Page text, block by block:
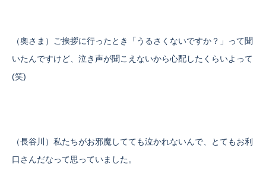
（奧さま）ご挨拶に行ったとき「うるさくないですか？」って聞
いたんですけど、泣き声が聞こえないから心配したくらいよって
(笑)
（長谷川）私たちがお邪魔してても泣かれないんで、とてもお利
口さんだなって思っていました。